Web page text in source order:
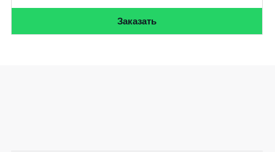
Заказать